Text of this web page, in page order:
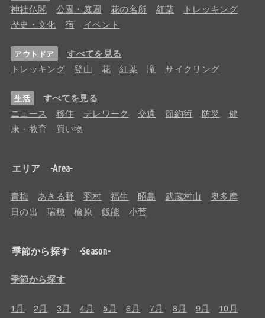
神社仏閣 公園・庭園 花の名所 紅葉
トレッキング
歴史・文化
宿 イベント
アウトドア すべてを見る
トレッキング 登山 花 紅葉 滝 サイクリング
生活 すべてを見る
ニュース 移住 テレワーク 交通 節約術 防災
健
康・教育
買い物
エリア -Area-
青梅 あきる野 羽村 福生 昭島 武蔵村山
奥多摩
日の出
瑞穂 檜原 飯能 小菅
季節から探す -Season-
季節から探す
1月 2月 3月 4月 5月 6月 7月 8月 9月
10月